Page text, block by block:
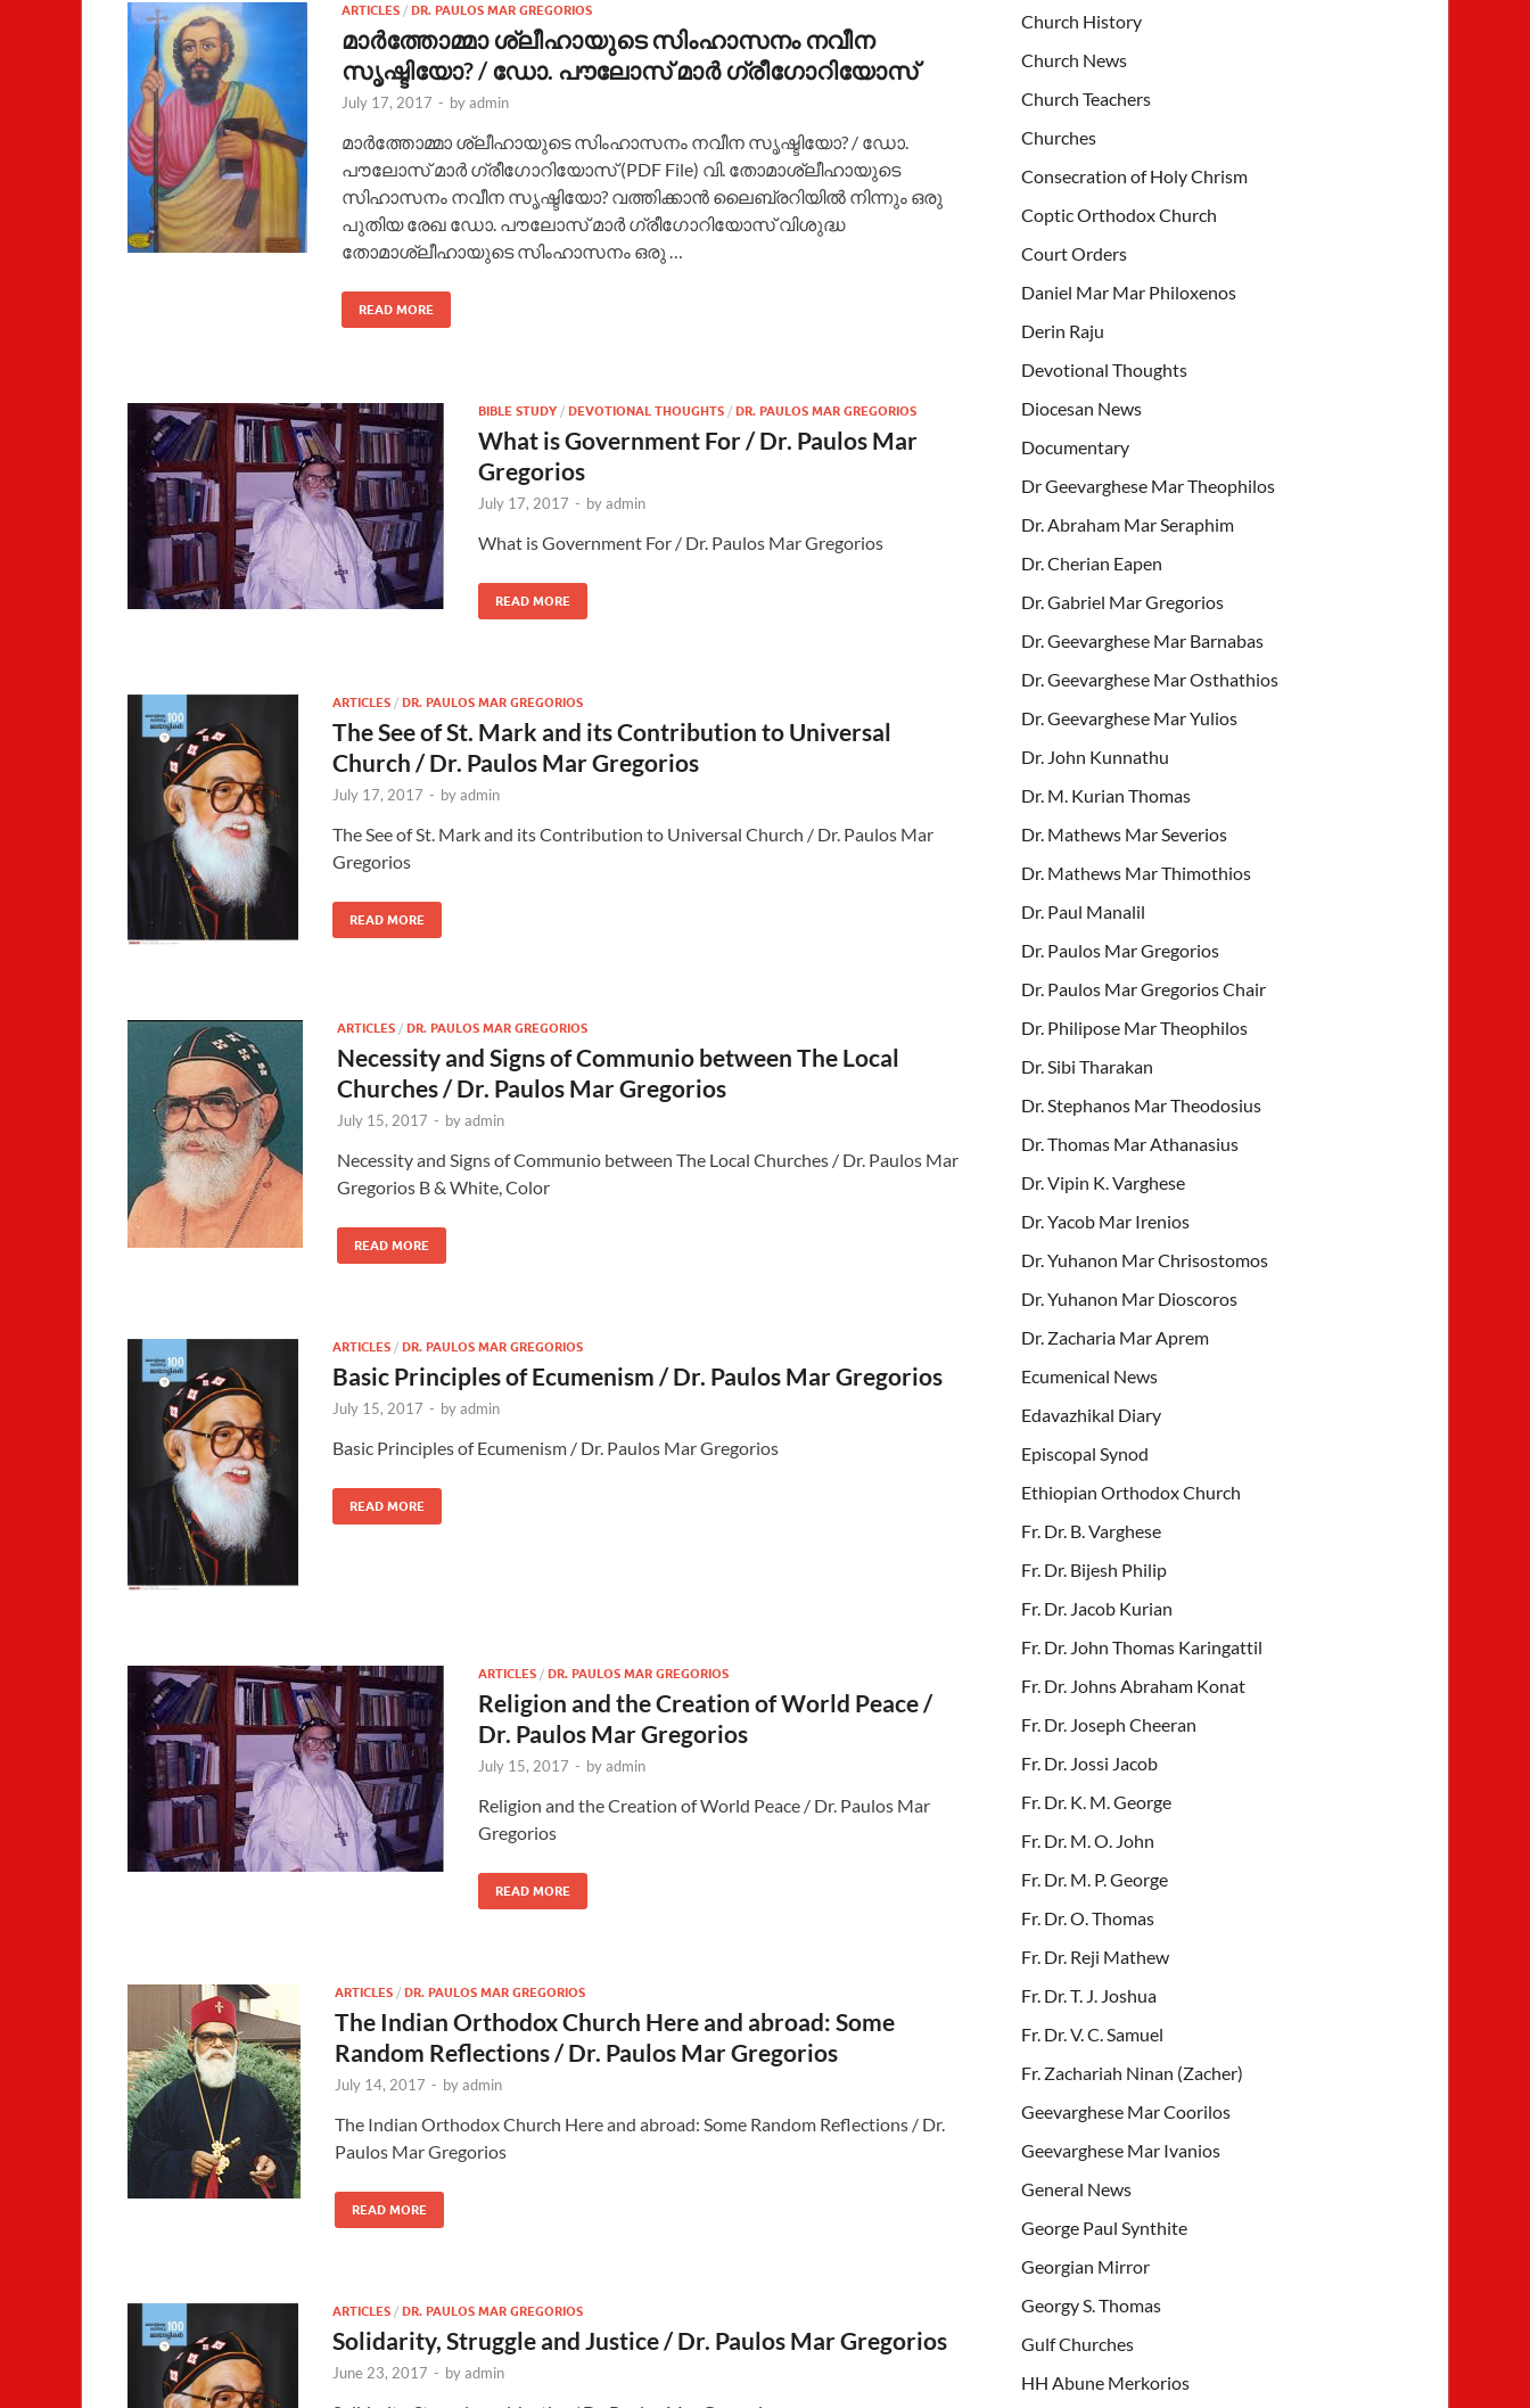
ARTICLES / DR. PAULOS MAR GREGORIOS
മാര്‍ത്തോമ്മാ ശ്ലീഹായുടെ സിംഹാസനം നവീന
സൃഷ്ടിയോ? / ഡോ. പൗലോസ് മാര്‍ ഗ്രീഗോറിയോസ്
July 17, 2017 - byadmin
മാര്‍ത്തോമ്മാ ശ്ലീഹായുടെ സിംഹാസനം നവീന സൃഷ്ടിയോ? / ഡോ.
പൗലോസ് മാര്‍ ഗ്രീഗോറിയോസ് (PDF File) വി. തോമാശ്ലീഹായുടെ
സിഹാസനം നവീന സൃഷ്ടിയോ? വത്തിക്കാന്‍ ലൈബ്രറിയില്‍ നിന്നും ഒരു
പുതിയ രേഖ ഡോ. പൗലോസ് മാര്‍ ഗ്രീഗോറിയോസ് വിശുദ്ധ
തോമാശ്ലീഹായുടെ സിംഹാസനം ഒരു …
READ MORE
BIBLE STUDY / DEVOTIONAL THOUGHTS / DR. PAULOS MAR GREGORIOS
What is Government For / Dr. Paulos Mar
Gregorios
July 17, 2017 - byadmin
What is Government For / Dr. Paulos Mar Gregorios
READ MORE
ARTICLES / DR. PAULOS MAR GREGORIOS
The See of St. Mark and its Contribution to Universal
Church / Dr. Paulos Mar Gregorios
July 17, 2017 - byadmin
The See of St. Mark and its Contribution to Universal Church / Dr. Paulos Mar
Gregorios
READ MORE
ARTICLES / DR. PAULOS MAR GREGORIOS
Necessity and Signs of Communio between The Local
Churches / Dr. Paulos Mar Gregorios
July 15, 2017 - byadmin
Necessity and Signs of Communio between The Local Churches / Dr. Paulos Mar
Gregorios B & White, Color
READ MORE
ARTICLES / DR. PAULOS MAR GREGORIOS
Basic Principles of Ecumenism / Dr. Paulos Mar Gregorios
July 15, 2017 - byadmin
Basic Principles of Ecumenism / Dr. Paulos Mar Gregorios
READ MORE
ARTICLES / DR. PAULOS MAR GREGORIOS
Religion and the Creation of World Peace /
Dr. Paulos Mar Gregorios
July 15, 2017 - byadmin
Religion and the Creation of World Peace / Dr. Paulos Mar
Gregorios
READ MORE
ARTICLES / DR. PAULOS MAR GREGORIOS
The Indian Orthodox Church Here and abroad: Some
Random Reflections / Dr. Paulos Mar Gregorios
July 14, 2017 - byadmin
The Indian Orthodox Church Here and abroad: Some Random Reflections / Dr.
Paulos Mar Gregorios
READ MORE
ARTICLES / DR. PAULOS MAR GREGORIOS
Solidarity, Struggle and Justice / Dr. Paulos Mar Gregorios
June 23, 2017 - byadmin
Church History
Church News
Church Teachers
Churches
Consecration of Holy Chrism
Coptic Orthodox Church
Court Orders
Daniel Mar Mar Philoxenos
Derin Raju
Devotional Thoughts
Diocesan News
Documentary
Dr Geevarghese Mar Theophilos
Dr. Abraham Mar Seraphim
Dr. Cherian Eapen
Dr. Gabriel Mar Gregorios
Dr. Geevarghese Mar Barnabas
Dr. Geevarghese Mar Osthathios
Dr. Geevarghese Mar Yulios
Dr. John Kunnathu
Dr. M. Kurian Thomas
Dr. Mathews Mar Severios
Dr. Mathews Mar Thimothios
Dr. Paul Manalil
Dr. Paulos Mar Gregorios
Dr. Paulos Mar Gregorios Chair
Dr. Philipose Mar Theophilos
Dr. Sibi Tharakan
Dr. Stephanos Mar Theodosius
Dr. Thomas Mar Athanasius
Dr. Vipin K. Varghese
Dr. Yacob Mar Irenios
Dr. Yuhanon Mar Chrisostomos
Dr. Yuhanon Mar Dioscoros
Dr. Zacharia Mar Aprem
Ecumenical News
Edavazhikal Diary
Episcopal Synod
Ethiopian Orthodox Church
Fr. Dr. B. Varghese
Fr. Dr. Bijesh Philip
Fr. Dr. Jacob Kurian
Fr. Dr. John Thomas Karingattil
Fr. Dr. Johns Abraham Konat
Fr. Dr. Joseph Cheeran
Fr. Dr. Jossi Jacob
Fr. Dr. K. M. George
Fr. Dr. M. O. John
Fr. Dr. M. P. George
Fr. Dr. O. Thomas
Fr. Dr. Reji Mathew
Fr. Dr. T. J. Joshua
Fr. Dr. V. C. Samuel
Fr. Zachariah Ninan (Zacher)
Geevarghese Mar Coorilos
Geevarghese Mar Ivanios
General News
George Paul Synthite
Georgian Mirror
Georgy S. Thomas
Gulf Churches
HH Abune Merkorios